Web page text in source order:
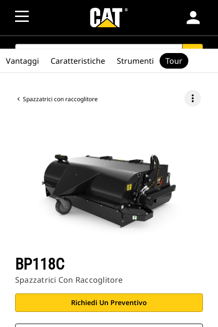
person
SEARCH search
Spazzatrici con raccoglitore more_vert
BP118C
Spazzatrici Con Raccoglitore
Richiedi Un Preventivo
Vantaggi Caratteristiche Strumenti Tour